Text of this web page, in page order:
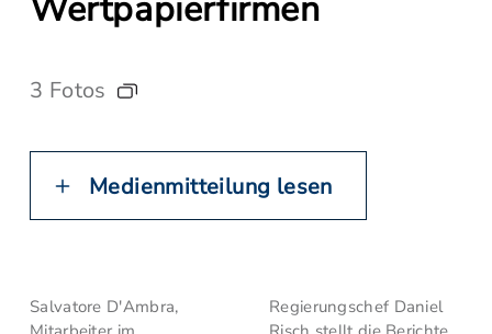
3 Fotos
Medienmitteilung lesen
Salvatore D'Ambra,
Regierungschef Daniel